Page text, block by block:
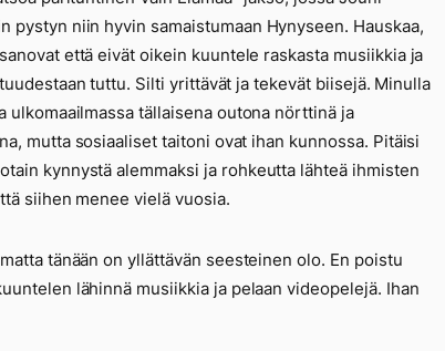
pystyn niin hyvin samaistumaan Hynyseen. Hauskaa,
että eivät oikein kuuntele raskasta musiikkia ja
tuttu. Silti yrittävät ja tekevät biisejä. Minulla
ulkomaailmassa tällaisena outona nörttinä ja
mutta sosiaaliset taitoni ovat ihan kunnossa. Pitäisi
kynnystä alemmaksi ja rohkeutta lähteä ihmisten
siihen menee vielä vuosia.
tänään on yllättävän seesteinen olo. En poistu
lähinnä musiikkia ja pelaan videopelejä. Ihan